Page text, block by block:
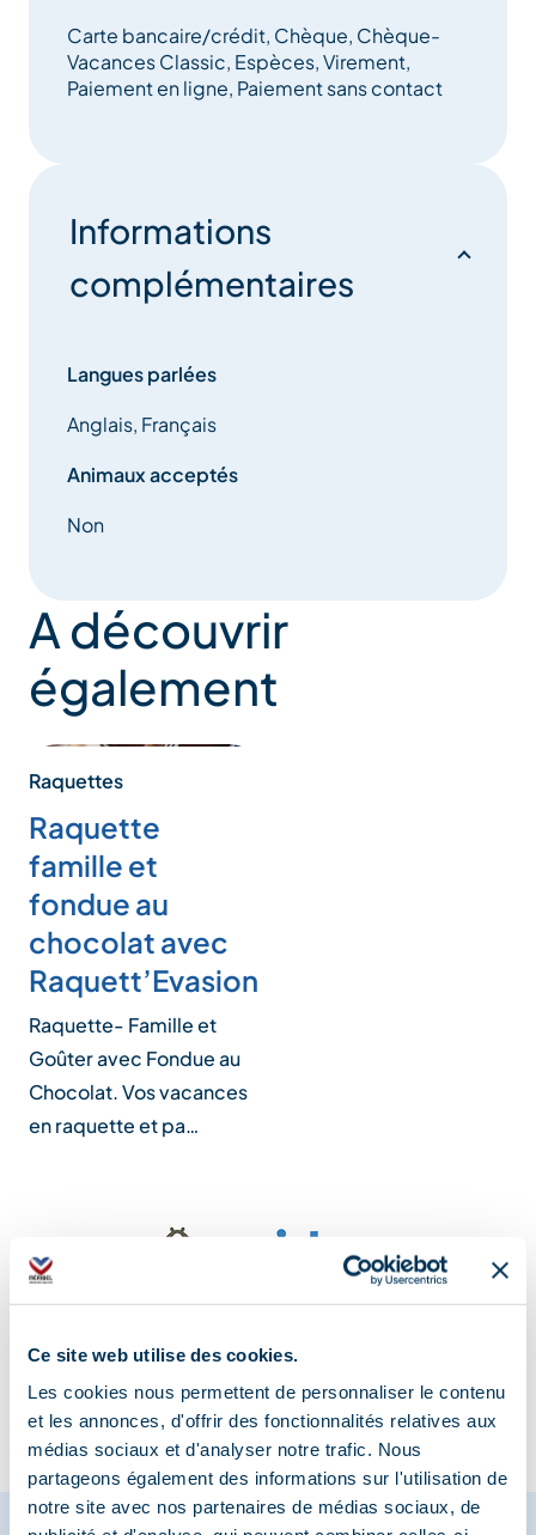
Ce site web utilise des cookies.
Les cookies nous permettent de personnaliser le contenu
et les annonces, d'offrir des fonctionnalités relatives aux
médias sociaux et d'analyser notre trafic. Nous
partageons également des informations sur l'utilisation de
notre site avec nos partenaires de médias sociaux, de
Carte bancaire/crédit, Chèque, Chèque-
Vacances Classic, Espèces, Virement,
Paiement en ligne, Paiement sans contact
Informations
complémentaires
Langues parlées
Anglais, Français
Animaux acceptés
Non
A découvrir
également
Raquettes
Raquette
famille et
fondue au
chocolat avec
Raquett’Evasion
Raquette- Famille et
Goûter avec Fondue au
Chocolat. Vos vacances
en raquette et pa…
Information mise à jour le